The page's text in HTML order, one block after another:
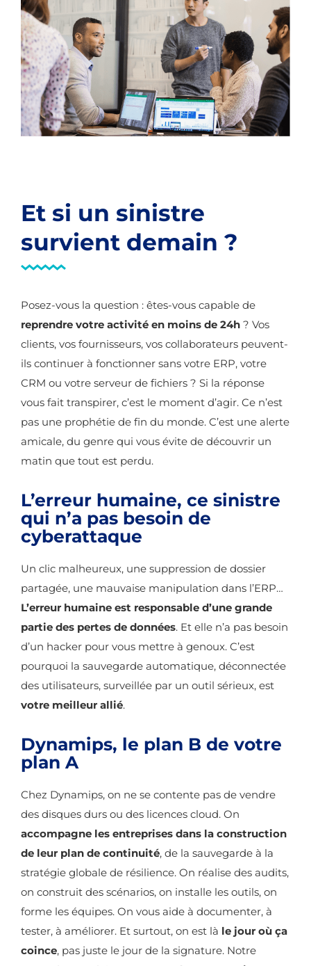
Et si un sinistre
survient demain ?
Posez-vous la question : êtes-vous capable de
reprendre votre activité en moins de 24h ? Vos
clients, vos fournisseurs, vos collaborateurs peuvent-
ils continuer à fonctionner sans votre ERP, votre
CRM ou votre serveur de fichiers ? Si la réponse
vous fait transpirer, c’est le moment d’agir. Ce n’est
pas une prophétie de fin du monde. C’est une alerte
amicale, du genre qui vous évite de découvrir un
matin que tout est perdu.
L’erreur humaine, ce sinistre
qui n’a pas besoin de
cyberattaque
Un clic malheureux, une suppression de dossier
partagée, une mauvaise manipulation dans l’ERP…
L’erreur humaine est responsable d’une grande
partie des pertes de données. Et elle n’a pas besoin
d’un hacker pour vous mettre à genoux. C’est
pourquoi la sauvegarde automatique, déconnectée
des utilisateurs, surveillée par un outil sérieux, est
votre meilleur allié.
Dynamips, le plan B de votre
plan A
Chez Dynamips, on ne se contente pas de vendre
des disques durs ou des licences cloud. On
accompagne les entreprises dans la construction
de leur plan de continuité, de la sauvegarde à la
stratégie globale de résilience. On réalise des audits,
on construit des scénarios, on installe les outils, on
forme les équipes. On vous aide à documenter, à
tester, à améliorer. Et surtout, on est là le jour où ça
coince, pas juste le jour de la signature. Notre